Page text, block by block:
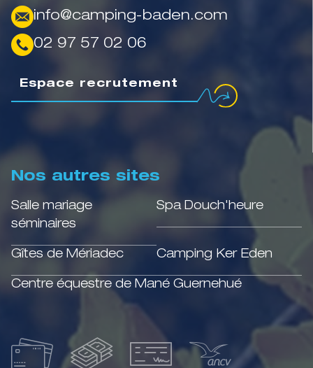
info@camping-baden.com
02 97 57 02 06
Espace recrutement
Nos autres sites
Salle mariage
séminaires
Spa Douch'heure
Gîtes de Mériadec Camping Ker Eden
Centre équestre de Mané Guernehué